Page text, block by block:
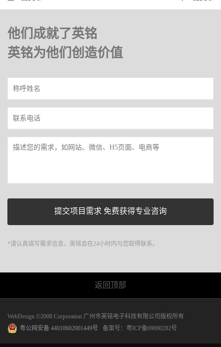
他们成就了英铭
英铭为他们创造价值
*请认真填写需求信息，英铭会在24小时内与您取得联系。
返回顶部
WebDesign ©2008 Corporation 广州市英铭电子科技有限公司版权所有
粤公网安备 44010602001449号
备案号： 粤ICP备09000282号